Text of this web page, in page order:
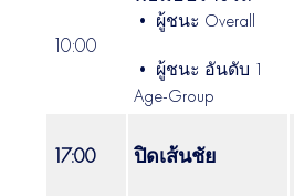
10:00
• ผู้ชนะ Overall
• ผู้ชนะ อันดับ 1
Age-Group
17:00 ปิดเส้นชัย